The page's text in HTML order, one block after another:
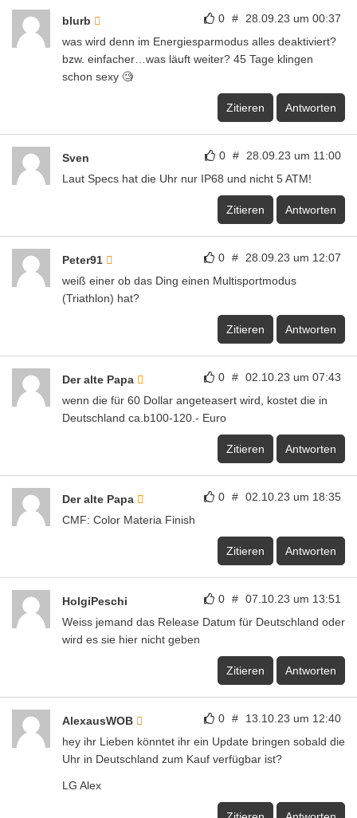
0 # 28.09.23 um 00:37
blurb
was wird denn im Energiesparmodus alles deaktiviert?
bzw. einfacher…was läuft weiter? 45 Tage klingen
schon sexy 🧐
Zitieren Antworten
0 # 28.09.23 um 11:00
Sven
Laut Specs hat die Uhr nur IP68 und nicht 5 ATM!
Zitieren Antworten
0 # 28.09.23 um 12:07
Peter91
weiß einer ob das Ding einen Multisportmodus
(Triathlon) hat?
Zitieren Antworten
0 # 02.10.23 um 07:43
Der alte Papa
wenn die für 60 Dollar angeteasert wird, kostet die in
Deutschland ca.b100-120.- Euro
Zitieren Antworten
0 # 02.10.23 um 18:35
Der alte Papa
CMF: Color Materia Finish
Zitieren Antworten
0 # 07.10.23 um 13:51
HolgiPeschi
Weiss jemand das Release Datum für Deutschland oder
wird es sie hier nicht geben
Zitieren Antworten
0 # 13.10.23 um 12:40
AlexausWOB
hey ihr Lieben könntet ihr ein Update bringen sobald die
Uhr in Deutschland zum Kauf verfügbar ist?
LG Alex